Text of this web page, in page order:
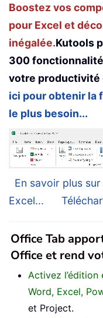
Boostez vos
pour Excel et
inégalée.Kutools
300
votre productivité
ici pour obtenir la
le plus besoin...
En savoir plus
Excel...
Office Tab
Office et rend
Activez
Word, Excel,
et Project.